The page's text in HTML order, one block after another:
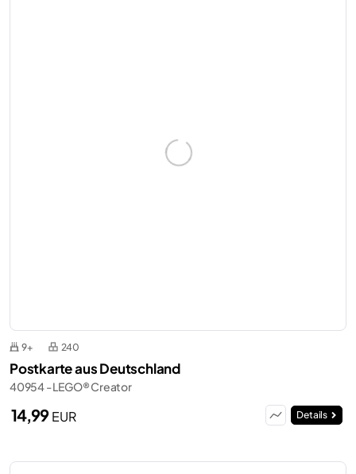
9+ 240
Postkarte aus Deutschland
40954 - LEGO® Creator
14,99EUR Details